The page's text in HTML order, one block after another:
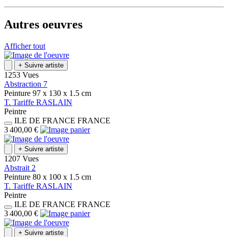
Autres oeuvres
Afficher tout
+ Suivre artiste
1253 Vues
Abstraction 7
Peinture 97 x 130 x 1.5 cm
T. Tariffe RASLAIN
Peintre
ILE DE FRANCE FRANCE
3 400,00 €
+ Suivre artiste
1207 Vues
Abstrait 2
Peinture 80 x 100 x 1.5 cm
T. Tariffe RASLAIN
Peintre
ILE DE FRANCE FRANCE
3 400,00 €
+ Suivre artiste